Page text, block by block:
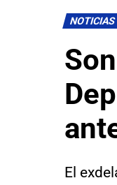
NOTICIAS
El